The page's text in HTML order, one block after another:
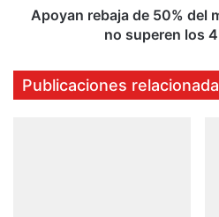
4.6
millones
Apoyan rebaja de 50% del
no superen los
Publicaciones